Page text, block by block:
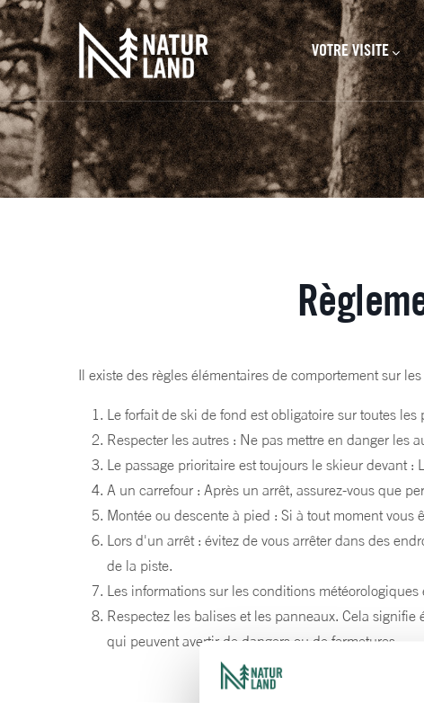
Aller au contenu principal Navegación
VOTRE VISITE
Il existe des règles élémentaires de comportement sur
Le forfait de ski de fond est obligatoire sur toutes les
Respecter les autres : Ne pas mettre en danger les
Le passage prioritaire est toujours le skieur devant
A un carrefour : Après un arrêt, assurez-vous que
Montée ou descente à pied : Si à tout moment
Lors d'un arrêt : évitez de vous arrêter dans des
de la piste.
Les informations sur les conditions
Respectez les balises et les panneaux. Cela
qui peuvent avertir de dangers ou de fermetures.